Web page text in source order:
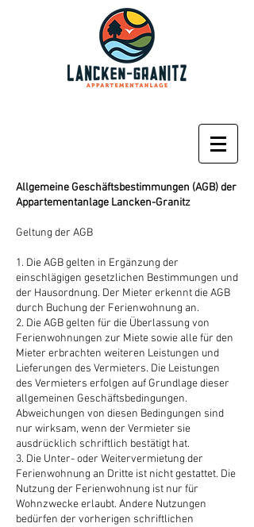
Allgemeine Geschäftsbestimmungen (AGB) der
Appartementanlage Lancken-Granitz
Geltung der AGB
1. Die AGB gelten in Ergänzung der
einschlägigen gesetzlichen Bestimmungen und
der Hausordnung. Der Mieter erkennt die AGB
durch Buchung der Ferienwohnung an.
2. Die AGB gelten für die Überlassung von
Ferienwohnungen zur Miete sowie alle für den
Mieter erbrachten weiteren Leistungen und
Lieferungen des Vermieters. Die Leistungen
des Vermieters erfolgen auf Grundlage dieser
allgemeinen Geschäftsbedingungen.
Abweichungen von diesen Bedingungen sind
nur wirksam, wenn der Vermieter sie
ausdrücklich schriftlich bestätigt hat.
3. Die Unter- oder Weitervermietung der
Ferienwohnung an Dritte ist nicht gestattet. Die
Nutzung der Ferienwohnung ist nur für
Wohnzwecke erlaubt. Andere Nutzungen
bedürfen der vorherigen schriftlichen